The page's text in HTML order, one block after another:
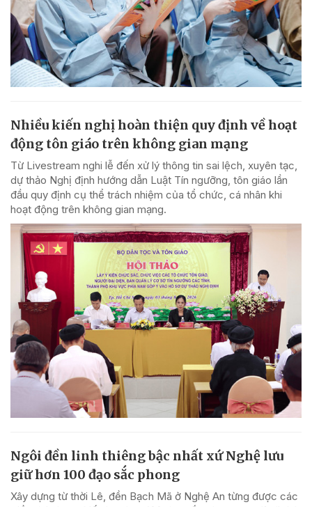
Nhiều kiến nghị hoàn thiện quy định về hoạt
động tôn giáo trên không gian mạng
Từ Livestream nghi lễ đến xử lý thông tin sai lệch, xuyên tạc,
dự thảo Nghị định hướng dẫn Luật Tín ngưỡng, tôn giáo lần
đầu quy định cụ thể trách nhiệm của tổ chức, cá nhân khi
hoạt động trên không gian mạng.
Ngôi đền linh thiêng bậc nhất xứ Nghệ lưu
giữ hơn 100 đạo sắc phong
Xây dựng từ thời Lê, đền Bạch Mã ở Nghệ An từng được các